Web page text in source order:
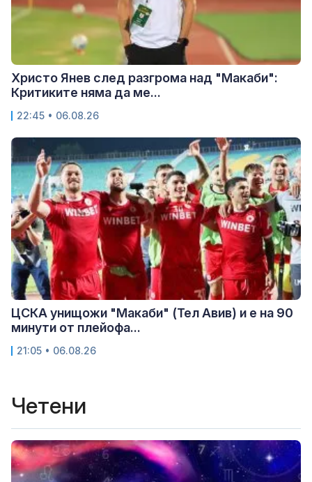
Христо Янев след разгрома над "Макаби":
Критиките няма да ме...
22:45 • 06.08.26
ЦСКА унищожи "Макаби" (Тел Авив) и е на 90
минути от плейофа...
21:05 • 06.08.26
Четени